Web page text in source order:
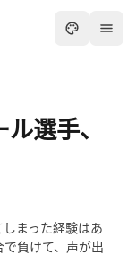
選手、
まった経験はあ
負けて、声が出